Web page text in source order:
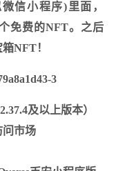
信小程序)里面，
免费的NFT。之后
NFT！
及以上版本）
问市场